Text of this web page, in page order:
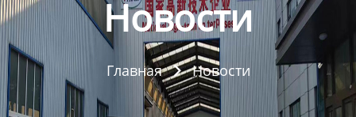
пенополистирола
Линия по производству
водопроводных труб из
ПНД
Новости
Главная  Новости